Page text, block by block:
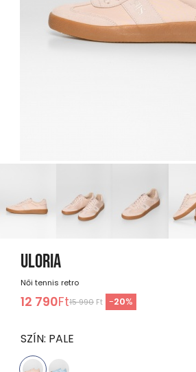
ULORIA
Női tennis retro
12 790Ft15 990 Ft -20%
SZÍN: PALE